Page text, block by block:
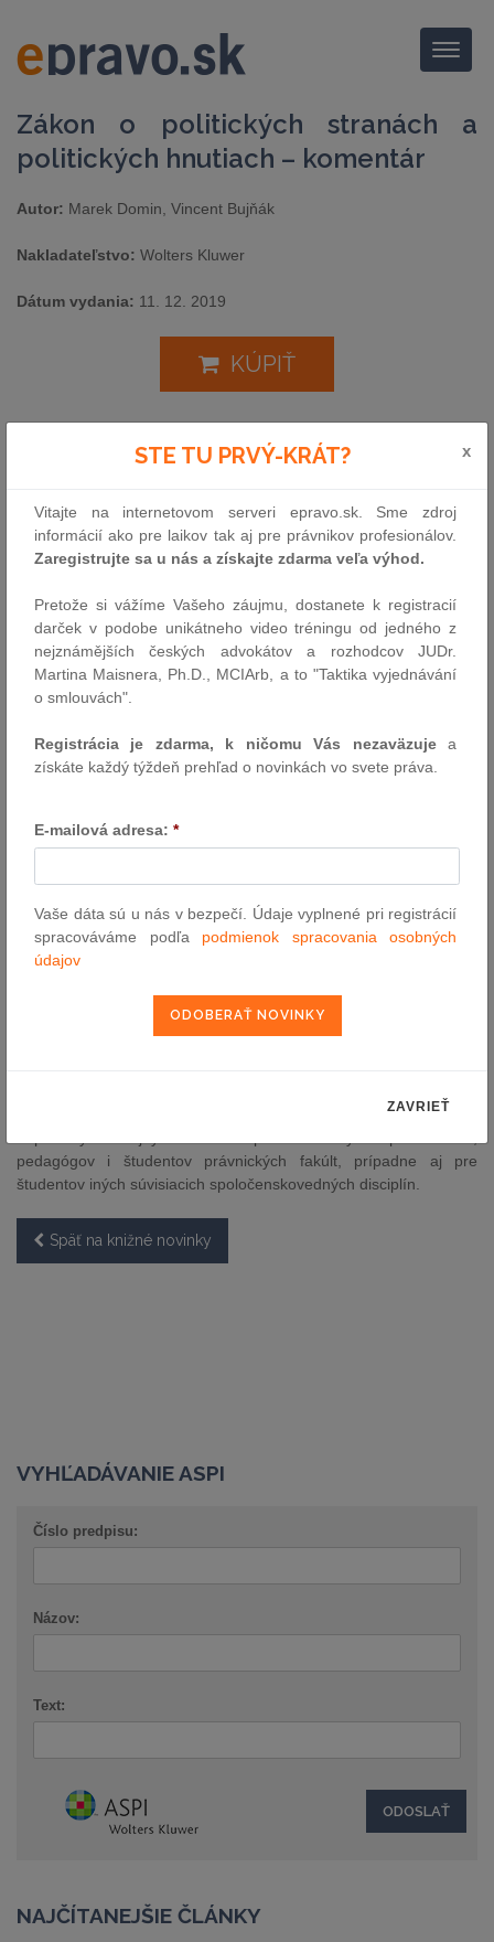
Menu
Zákon o politických stranách a
politických hnutiach – komentár
Autor: Marek Domin, Vincent Bujňák
Nakladateľstvo: Wolters Kluwer
Dátum vydania: 11. 12. 2019
KÚPIŤ
Účelom komentára je systematicky, prehľadne a zrozumiteľne
„okomentovať" jednotlivé ustanovenia zákona o politických
informácie. Ide predovšetkým o informácie týkajúce sa súvisiacich
právnych predpisov a informácie o praktickom uplatňovaní
jednotlivých zákonných ustanovení. Takýmto spôsobom by sa mal
činnosti i zániku politických strán a politických hnutí v Slovenskej
republike, ktorý čitateľovi výlučne „holý" text zákona len ťažko
môže poskytnúť.Dôležitou súčasťou predkladaného komentára je
aj judikatúra súvisiaca s právnym postavením politických strán, ich
vznikom, činnosťou i zánikom a je ňou aj práca s textami stanov
premietnutie zákonných požiadaviek, alebo, naopak, s cieľom
poukázať na nedodržiavanie niektorých zákonných
ktorí sú s problematikou politických strán a politických hnutí
pochopiť ich právnu úpravu v Slovenskej republike. Okrem členov
politických strán, osobitne ich funkcionárov či členov prípravných
výborov budúcich politických strán, môžu byť cieľovou skupinou aj
pracovníci tých orgánov verejnej moci, ktoré sa s aplikáciou
stretávajú (napr. Ministerstva vnútra SR či súdov). Zvolenému
okruhu adresátov je prispôsobený aj jazyk komentára, ktorý sa
politické strany a združovať sa v nich. Komentár je vhodný aj ako
pedagógov i študentov právnických fakúlt, prípadne aj pre
študentov iných súvisiacich spoločenskovedných disciplín.
Späť na knižné novinky
VYHĽADÁVANIE ASPI
Číslo predpisu:
Názov:
Text:
NAJČÍTANEJŠIE ČLÁNKY
STE TU PRVÝ-KRÁT? x
Vitajte na internetovom serveri epravo.sk. Sme zdroj
informácií ako pre laikov tak aj pre právnikov profesionálov.
Zaregistrujte sa u nás a získajte zdarma veľa výhod.
Pretože si vážíme Vašeho záujmu, dostanete k registracií
darček v podobe unikátneho video tréningu od jedného z
nejznámějších českých advokátov a rozhodcov JUDr.
Martina Maisnera, Ph.D., MCIArb, a to "Taktika vyjednávání
o smlouvách".
Registrácia je zdarma, k ničomu Vás nezaväzujea
získáte každý týždeň prehľad o novinkách vo svete práva.
E-mailová adresa: *
Vaše dáta sú u nás v bezpečí. Údaje vyplnené pri registrácií
spracováváme podľa podmienok spracovania osobných
údajov
ZAVRIEŤ